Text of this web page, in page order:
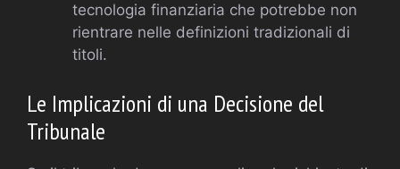
tecnologia finanziaria che potrebbe non
rientrare nelle definizioni tradizionali di
titoli.
Le Implicazioni di una Decisione del
Tribunale